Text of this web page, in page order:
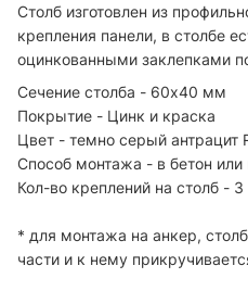
Столб изготовлен из
крепления панели, в столбе
оцинкованными заклепками
Сечение столба - 60х40 мм
Покрытие - Цинк и краска
Цвет - темно серый антрацит
Способ монтажа - в бетон или
Кол-во креплений на столб - 3
* для монтажа на анкер,
части и к нему